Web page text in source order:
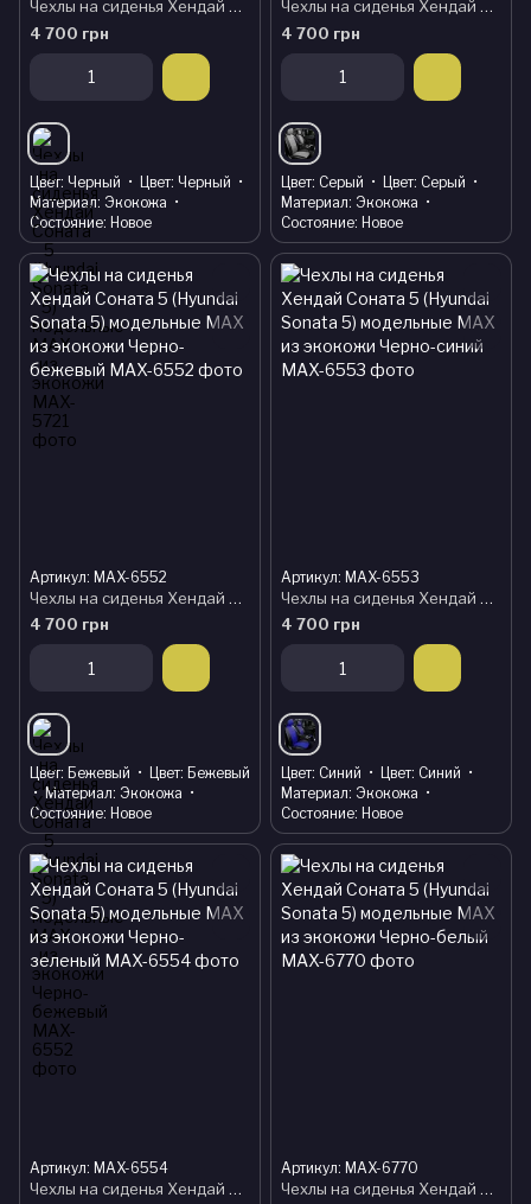
Чехлы на сиденья Хендай Соната 5 (Hyundai Sonata 5) модельные MAX из экокожи
4 700 грн
Цвет Черный Цвет Черный
Материал Экокожа
Состояние Новое
Чехлы на сиденья Хендай Соната 5 (Hyundai Sonata 5) модельные MAX из экокожи Черно-серый, графит
4 700 грн
Цвет Серый Цвет Серый
Материал Экокожа
Состояние Новое
Артикул: MAX-6552
Чехлы на сиденья Хендай Соната 5 (Hyundai Sonata 5) модельные MAX из экокожи Черно-бежевый
4 700 грн
Цвет Бежевый Цвет Бежевый
Материал Экокожа
Состояние Новое
Артикул: MAX-6553
Чехлы на сиденья Хендай Соната 5 (Hyundai Sonata 5) модельные MAX из экокожи Черно-синий
4 700 грн
Цвет Синий Цвет Синий
Материал Экокожа
Состояние Новое
Артикул: MAX-6554
Чехлы на сиденья Хендай Соната 5 (Hyundai Sonata 5) модельные MAX из экокожи Черно-зеленый
Артикул: MAX-6770
Чехлы на сиденья Хендай Соната 5 (Hyundai Sonata 5) модельные MAX из экокожи Черно-белый